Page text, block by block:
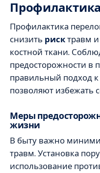
Профилактика
снизить рисктравм
костной ткани.
предосторожности в
правильный подход
позволяют избежать
Меры
жизни
В быту важно
травм. Установка
использование